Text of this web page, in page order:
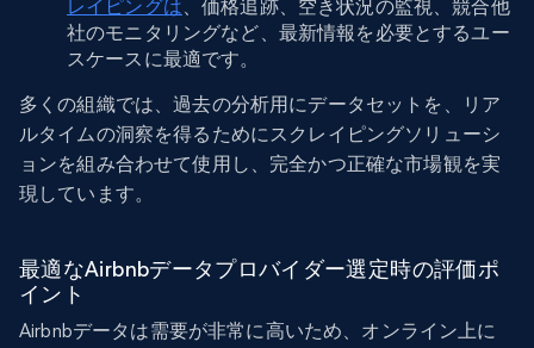
レイピングは、価格追跡、空き状況の監視、競合他
社のモニタリングなど、最新情報を必要とするユー
スケースに最適です。
多くの組織では、過去の分析用にデータセットを、リア
ルタイムの洞察を得るためにスクレイピングソリューシ
ョンを組み合わせて使用し、完全かつ正確な市場観を実
現しています。
最適なAirbnbデータプロバイダー選定時の評価ポ
イント
Airbnbデータは需要が非常に高いため、オンライン上に